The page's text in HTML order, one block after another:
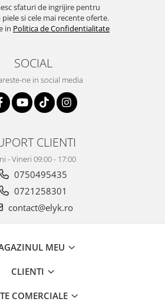
sfaturi de ingrijire pentru
si cele mai recente oferte.
in Politica de Confidentialitate
SOCIAL
ne in social media
CLIENTI
- Vineri 09:00 - 17:00
0750495435
0721258301
contact@elyk.ro
MEU
CLIENTI
COMERCIALE